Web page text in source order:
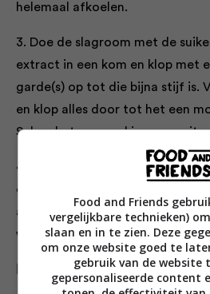
helemaal afkoelen.
3. Doe de slagroom met de
extract in een kom en klop met
garde(s) op tot die bijna stijf is.
en klop alles door tot het een
Schep het mengsel in een
4. Verdeel de verkruimelde
en spuit daar het
aardbei-rabarbercompote
wat gehakte pistachenoten over
Deel dit recept
Food and Friends
vergelijkbare technieken)
slaan en in te zien. Deze
om onze website goed te
gebruik van de website
gepersonaliseerde content